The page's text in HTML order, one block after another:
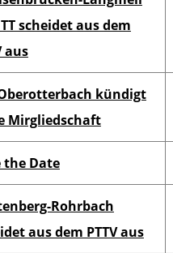
scheidet aus dem
aus
kündigt
Mirgliedschaft
the Date
Rohrbach
aus dem PTTV aus